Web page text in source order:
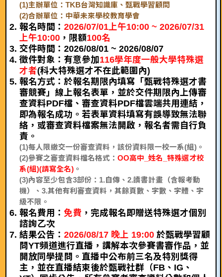
(1)主辦單位：TKB台灣知識庫、甄戰學習顧問
(2)合辦單位：中華未來學校教育學會
報名時間：2026/07/01上午10:00 ~ 2026/07/31
上午10:00 ，限額100名
交件時間：2026/08/01 ~ 2026/08/07
徵件對象：有意參加116學年度一般大學特殊選
才者(科大特殊選才不在此範圍內)
報名方式：於報名期限內填寫「甄戰特殊選才書
審競賽」線上報名表單，並於交件期限內上傳審
查資料PDF檔、審查資料PDF檔雲端共用連結，
即為報名成功。若表單資料填寫有誤導致無法聯
絡，或審查資料檔案無法開啟，報名者需自行負
責。
(1)每人限繳交一份審查資料，該份資料限一校一系(組)。
(2)參賽之審查資料檔名格式：OO高中_姓名_特殊選才校
系(組)(請寫全名) 。
(3)內容至少包含3部份：1.自傳、2.讀書計畫（含報考動
機）、3.其他有利審查資料，其餘頁數、字數、字體、字
級不限。
報名費用：免費 ，完成報名即贈送特殊選才個別
諮詢乙次
結果公告：2026/08/17 晚上 19:00於甄戰學習顧
問YT頻道進行直播，講解本次參賽書審作品，並
開放同學提問。直播中公布前三名及特別獎得
主，並在直播結束後於甄戰社群（FB、IG、